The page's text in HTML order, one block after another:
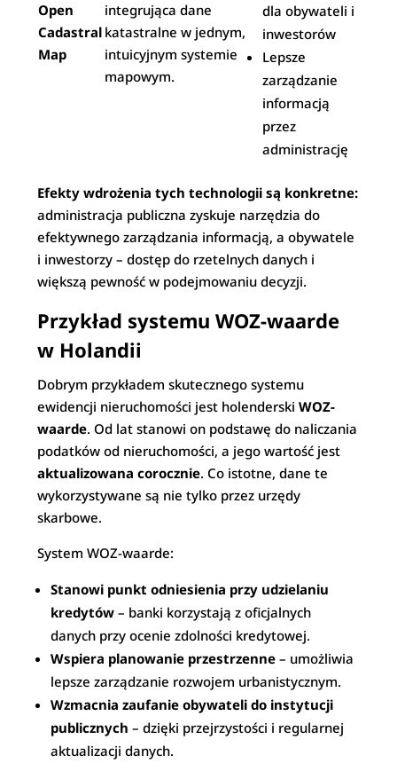
Open
Cadastral
Map
integrująca dane
katastralne w jednym,
intuicyjnym systemie
mapowym.
dla obywateli i
inwestorów
Lepsze
zarządzanie
informacją
przez
administrację
Efekty wdrożenia tych technologii są konkretne:
administracja publiczna zyskuje narzędzia do
efektywnego zarządzania informacją, a obywatele
i inwestorzy – dostęp do rzetelnych danych i
większą pewność w podejmowaniu decyzji.
Przykład systemu WOZ-waarde
w Holandii
Dobrym przykładem skutecznego systemu
ewidencji nieruchomości jest holenderskiWOZ-
waarde. Od lat stanowi on podstawę do naliczania
podatków od nieruchomości, a jego wartość jest
aktualizowana corocznie. Co istotne, dane te
wykorzystywane są nie tylko przez urzędy
skarbowe.
System WOZ-waarde:
Stanowi punkt odniesienia przy udzielaniu
kredytów – banki korzystają z oficjalnych
danych przy ocenie zdolności kredytowej.
Wspiera planowanie przestrzenne – umożliwia
lepsze zarządzanie rozwojem urbanistycznym.
Wzmacnia zaufanie obywateli do instytucji
publicznych – dzięki przejrzystości i regularnej
aktualizacji danych.